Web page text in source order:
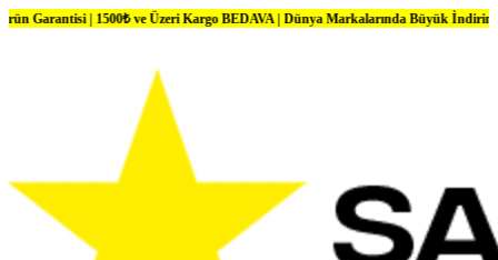
| 1500₺ ve Üzeri Kargo BEDAVA | Dünya Markalarında Büyük İndirimler